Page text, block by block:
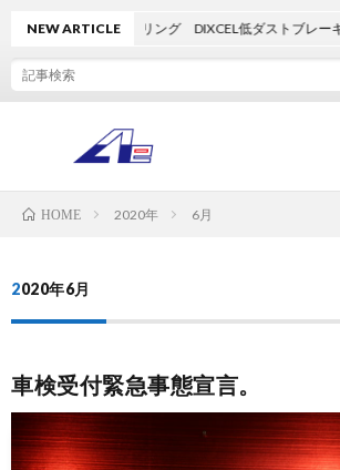
NEW ARTICLE
ツーリング DIXCEL低ダストブレーキパッド交換
HOME 2020年 6月
2020年6月
車検受付緊急事態宣言。